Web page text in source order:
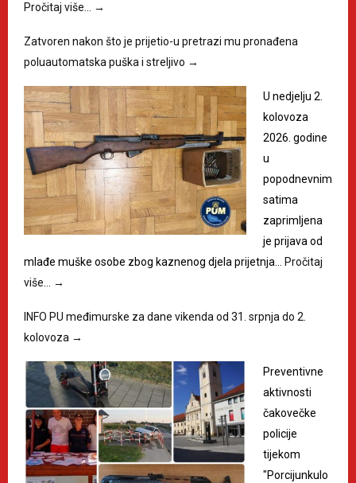
Pročitaj više…
→
Zatvoren nakon što je prijetio-u pretrazi mu pronađena
poluautomatska puška i streljivo →
U nedjelju 2.
kolovoza
2026. godine
u
popodnevnim
satima
zaprimljena
je prijava od
mlađe muške osobe zbog kaznenog djela prijetnja…
Pročitaj
više…
→
INFO PU međimurske za dane vikenda od 31. srpnja do 2.
kolovoza →
Preventivne
aktivnosti
čakovečke
policije
tijekom
"Porcijunkulo